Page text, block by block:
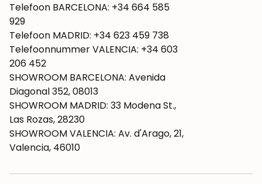
Telefoon BARCELONA: +34 664 585
929
Telefoon MADRID: +34 623 459 738
Telefoonnummer VALENCIA: +34 603
206 452
SHOWROOM BARCELONA: Avenida
Diagonal 352, 08013
SHOWROOM MADRID: 33 Modena St.,
Las Rozas, 28230
SHOWROOM VALENCIA: Av. d'Arago, 21,
Valencia, 46010